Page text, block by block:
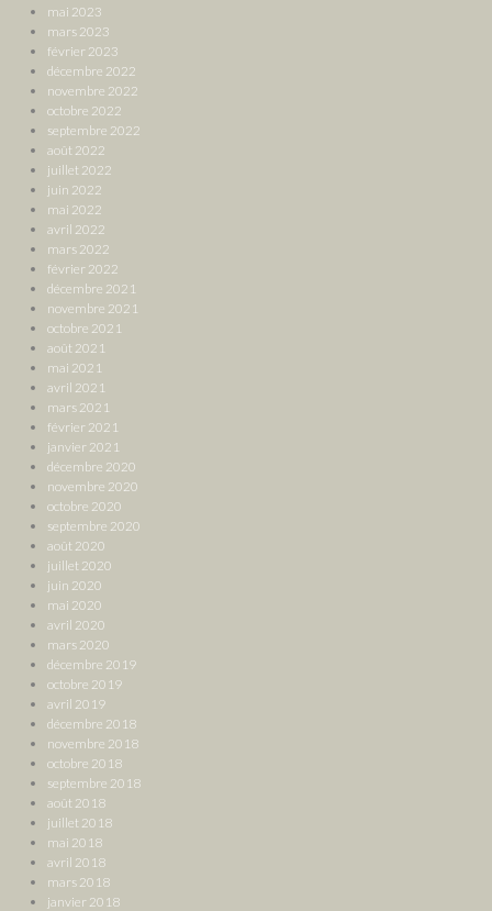
mai 2023
mars 2023
février 2023
décembre 2022
novembre 2022
octobre 2022
septembre 2022
août 2022
juillet 2022
juin 2022
mai 2022
avril 2022
mars 2022
février 2022
décembre 2021
novembre 2021
octobre 2021
août 2021
mai 2021
avril 2021
mars 2021
février 2021
janvier 2021
décembre 2020
novembre 2020
octobre 2020
septembre 2020
août 2020
juillet 2020
juin 2020
mai 2020
avril 2020
mars 2020
décembre 2019
octobre 2019
avril 2019
décembre 2018
novembre 2018
octobre 2018
septembre 2018
août 2018
juillet 2018
mai 2018
avril 2018
mars 2018
janvier 2018